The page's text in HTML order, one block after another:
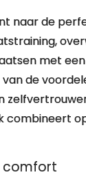
naar de
met
de
combineert
comfort